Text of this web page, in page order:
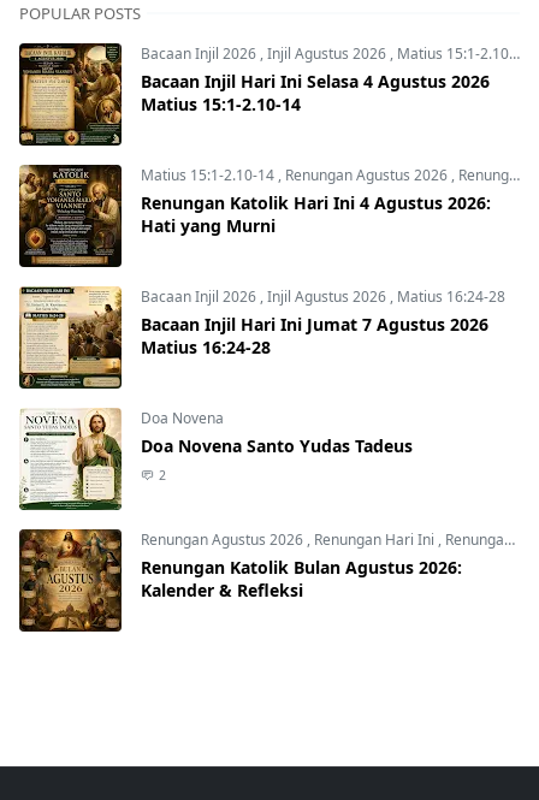
POPULAR POSTS
Bacaan Injil 2026 ,Injil Agustus 2026 , Matius 15:1-2.10-14
Bacaan Injil Hari Ini Selasa 4 Agustus 2026
Matius 15:1-2.10-14
Matius 15:1-2.10-14 , Renungan Agustus 2026 , Renungan Hari Ini
Renungan Katolik Hari Ini 4 Agustus 2026:
Hati yang Murni
Bacaan Injil 2026 ,Injil Agustus 2026 , Matius 16:24-28
Bacaan Injil Hari Ini Jumat 7 Agustus 2026
Matius 16:24-28
Doa Novena
Doa Novena Santo Yudas Tadeus
2
Renungan Agustus 2026 , Renungan Hari Ini , Renungan harian
Renungan Katolik Bulan Agustus 2026:
Kalender & Refleksi